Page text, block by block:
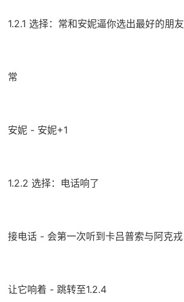
1.2.1 选择：常和安妮逼你选出最好的朋友
常
安妮 - 安妮+1
1.2.2 选择：电话响了
接电话 - 会第一次听到卡吕普索与阿克戎
让它响着 - 跳转至1.2.4